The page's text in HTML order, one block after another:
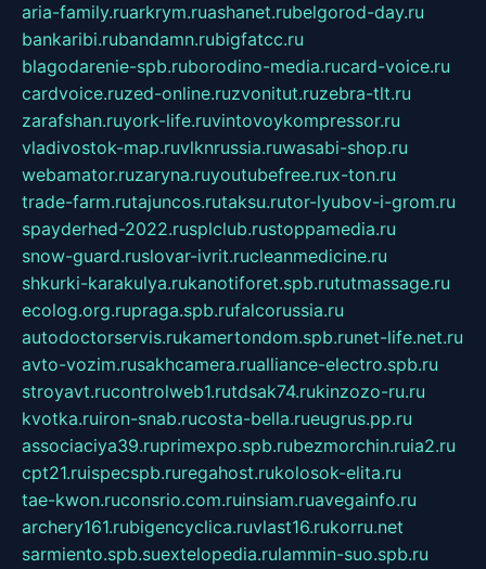
aria-family.ruarkrym.ruashanet.rubelgorod-day.ru
bankaribi.rubandamn.rubigfatcc.ru
blagodarenie-spb.ruborodino-media.rucard-voice.ru
cardvoice.ruzed-online.ruzvonitut.ruzebra-tlt.ru
zarafshan.ruyork-life.ruvintovoykompressor.ru
vladivostok-map.ruvlknrussia.ruwasabi-shop.ru
webamator.ruzaryna.ruyoutubefree.rux-ton.ru
trade-farm.rutajuncos.rutaksu.rutor-lyubov-i-grom.ru
spayderhed-2022.rusplclub.rustoppamedia.ru
snow-guard.ruslovar-ivrit.rucleanmedicine.ru
shkurki-karakulya.rukanotiforet.spb.rututmassage.ru
ecolog.org.rupraga.spb.rufalcorussia.ru
autodoctorservis.rukamertondom.spb.runet-life.net.ru
avto-vozim.rusakhcamera.rualliance-electro.spb.ru
stroyavt.rucontrolweb1.rutdsak74.rukinzozo-ru.ru
kvotka.ruiron-snab.rucosta-bella.rueugrus.pp.ru
associaciya39.ruprimexpo.spb.rubezmorchin.ruia2.ru
cpt21.ruispecspb.ruregahost.rukolosok-elita.ru
tae-kwon.ruconsrio.com.ruinsiam.ruavegainfo.ru
archery161.rubigencyclica.ruvlast16.rukorru.net
sarmiento.spb.suextelopedia.rulammin-suo.spb.ru